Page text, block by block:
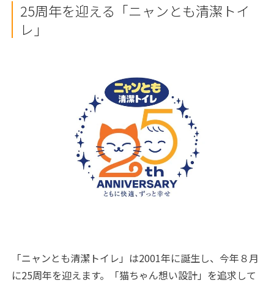
25周年を迎える「ニャンとも清潔トイ
レ」
「ニャンとも清潔トイレ」は2001年に誕生し、今年８月
に25周年を迎えます。「猫ちゃん想い設計」を追求して